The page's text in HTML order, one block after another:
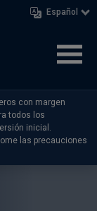
Español
con margen
todos los
inicial.
las precauciones